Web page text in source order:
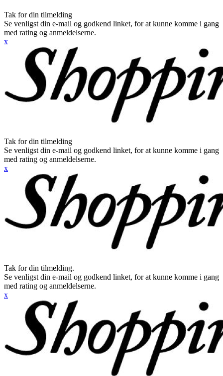
Tak for din tilmelding
Se venligst din e-mail og godkend linket, for at kunne komme i gang
med rating og anmeldelserne.
x
Tak for din tilmelding
Se venligst din e-mail og godkend linket, for at kunne komme i gang
med rating og anmeldelserne.
x
Tak for din tilmelding.
Se venligst din e-mail og godkend linket, for at kunne komme i gang
med rating og anmeldelserne.
x